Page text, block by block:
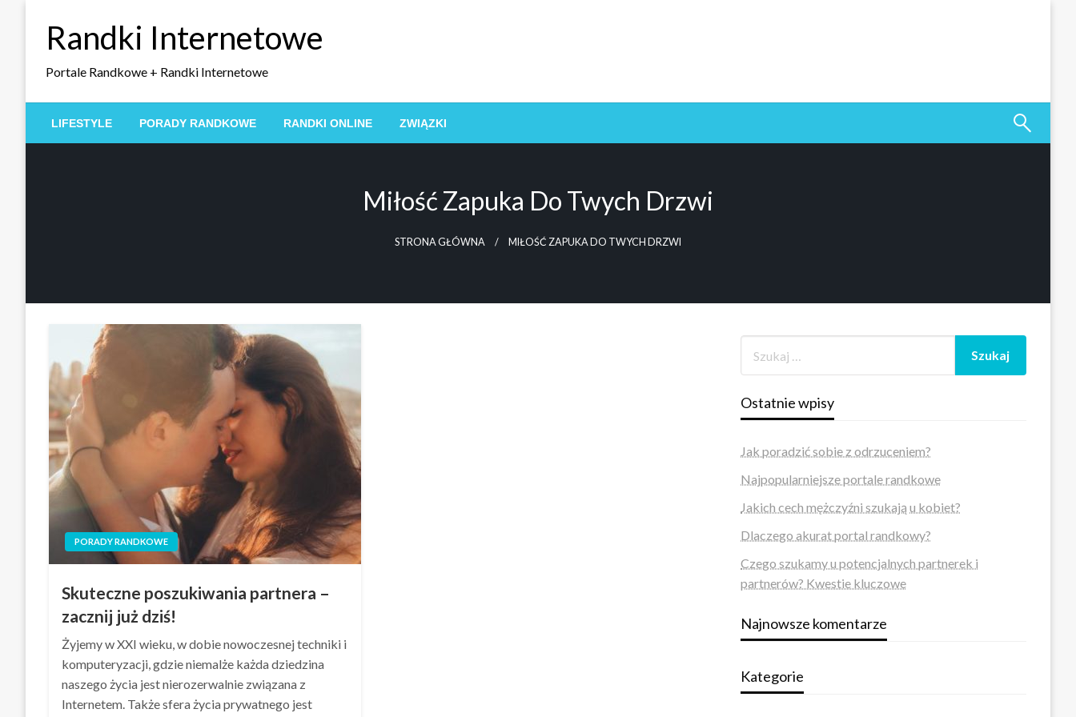
Randki Internetowe
Portale Randkowe + Randki Internetowe
LIFESTYLE PORADY RANDKOWE RANDKI ONLINE ZWIĄZKI
Miłość Zapuka Do Twych Drzwi
STRONA GŁÓWNA MIŁOŚĆ ZAPUKA DO TWYCH DRZWI
PORADY RANDKOWE
Skuteczne poszukiwania partnera –
zacznij już dziś!
Żyjemy w XXI wieku, w dobie nowoczesnej techniki i
komputeryzacji, gdzie niemalże każda dziedzina
naszego życia jest nierozerwalnie związana z
Internetem. Także sfera życia prywatnego jest
Ostatnie wpisy
Jak poradzić sobie z odrzuceniem?
Najpopularniejsze portale randkowe
Jakich cech mężczyźni szukają u kobiet?
Dlaczego akurat portal randkowy?
Czego szukamy u potencjalnych partnerek i
partnerów? Kwestie kluczowe
Najnowsze komentarze
Kategorie